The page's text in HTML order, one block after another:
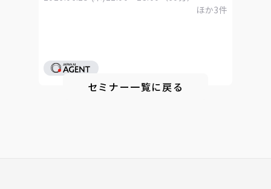
ほか3件
セミナー一覧に戻る